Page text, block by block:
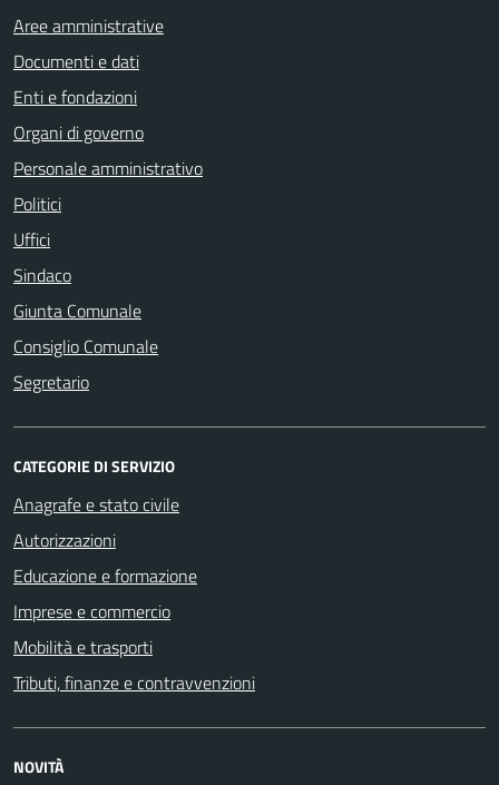
Aree amministrative
Documenti e dati
Enti e fondazioni
Organi di governo
Personale amministrativo
Politici
Uffici
Sindaco
Giunta Comunale
Consiglio Comunale
Segretario
CATEGORIE DI SERVIZIO
Anagrafe e stato civile
Autorizzazioni
Educazione e formazione
Imprese e commercio
Mobilità e trasporti
Tributi, finanze e contravvenzioni
NOVITÀ